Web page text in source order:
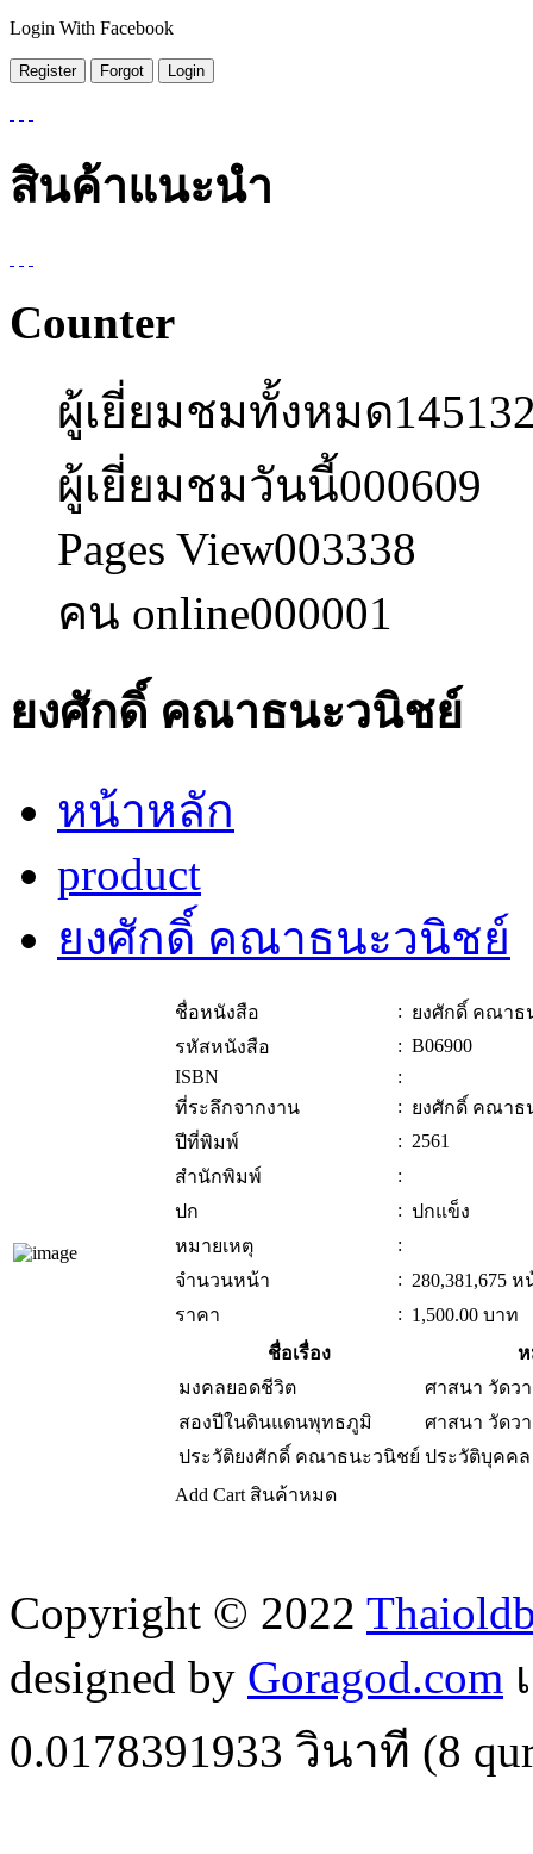
Login With Facebook
สินค้าแนะนำ
Counter
ผู้เยี่ยมชมทั้งหมด
ผู้เยี่ยมชมวันนี้000609
Pages View003338
คน online000001
ยงศักดิ์ คณาธนะวนิชย์
หน้าหลัก
product
ยงศักดิ์ คณาธนะวนิชย์
ชื่อหนังสือ : ยงศักดิ์ คณาธ
รหัสหนังสือ
: B06900
ISBN
:
ที่ระลึกจากงาน
: ยงศักดิ์ คณาธ
ปีที่พิมพ์
: 2561
สำนักพิมพ์
:
ปก
: ปกแข็ง
หมายเหตุ
:
จำนวนหน้า
: 280,381,675 ห
ราคา
: 1,500.00 บาท
ชื่อเรื่อง
มงคลยอดชีวิต
ศาสนา วัดว
สองปีในดินแดนพุทธภูมิ
ศาสนา วัดว
ประวัติยงศักดิ์ คณาธนะวนิชย์ ประวัติบุคคล
Add Cart สินค้าหมด
Copyright © 2022
designed by Goragod.com
0.0178391933 วินาที (8